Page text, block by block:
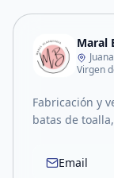
Maral
Virgen
Fabricación y
batas de
Email